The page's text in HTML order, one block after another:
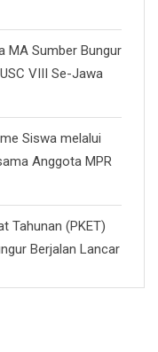
MA Sumber Bungur
VIII Se-Jawa
Siswa melalui
Anggota MPR
Tahunan (PKET)
Berjalan Lancar